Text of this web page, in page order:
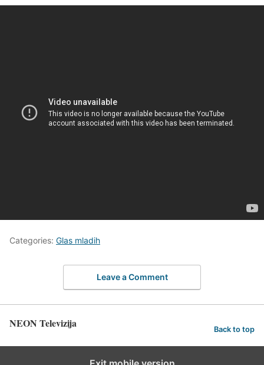
Categories: Glas mladih
Leave a Comment
NEON Televizija Back to top